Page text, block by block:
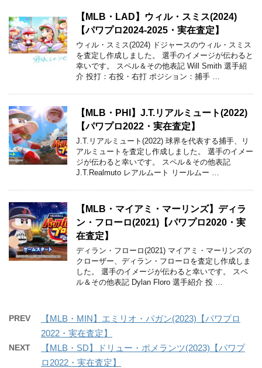
【MLB・LAD】ウィル・スミス(2024)
【パワプロ2024-2025・実在査定】
ウィル・スミス(2024) ドジャースのウィル・スミス
を査定し作成しました。 選手のイメージが伝わると
幸いです。 スペル＆その他表記 Will Smith 選手紹
介 投打：右投・右打 ポジション：捕手 …
【MLB・PHI】J.T.リアルミュート(2022)
【パワプロ2022・実在査定】
J.T.リアルミュート(2022) 球界を代表する捕手、リ
アルミュートを査定し作成しました。 選手のイメー
ジが伝わると幸いです。 スペル＆その他表記
J.T.Realmuto レアルムート リールムー …
【MLB・マイアミ・マーリンズ】ディラ
ン・フローロ(2021)【パワプロ2020・実
在査定】
ディラン・フローロ(2021) マイアミ・マーリンズの
クローザー、ディラン・フローロを査定し作成しま
した。 選手のイメージが伝わると幸いです。 スペ
ル＆その他表記 Dylan Floro 選手紹介 投 …
PREV
【MLB・MIN】エミリオ・パガン(2023)【パワプロ
2022・実在査定】
NEXT
【MLB・SD】ドリュー・ポメランツ(2023)【パワプ
ロ2022・実在査定】